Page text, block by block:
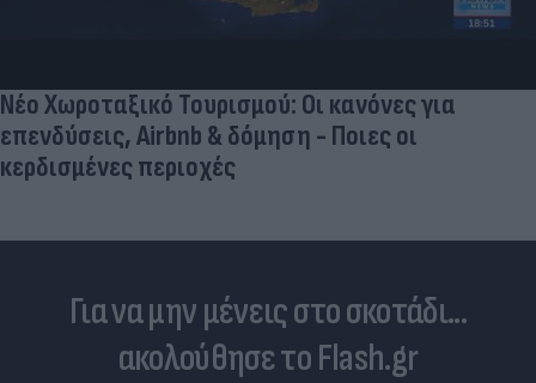
Νέο Χωροταξικό Τουρισμού: Οι κανόνες για
επενδύσεις, Airbnb & δόμηση - Ποιες οι
κερδισμένες περιοχές
Για να μην μένεις στο σκοτάδι...
ακολούθησε το Flash.gr